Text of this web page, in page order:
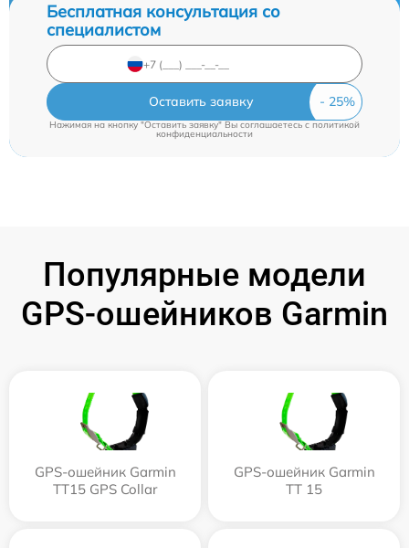
Бесплатная консультация со
специалистом
Оставить заявку
Нажимая на кнопку "Оставить заявку" Вы соглашаетесь cполитикой
конфиденциальности
Популярные модели
GPS-ошейников Garmin
GPS-ошейник Garmin
TT15 GPS Collar
GPS-ошейник Garmin
TT 15